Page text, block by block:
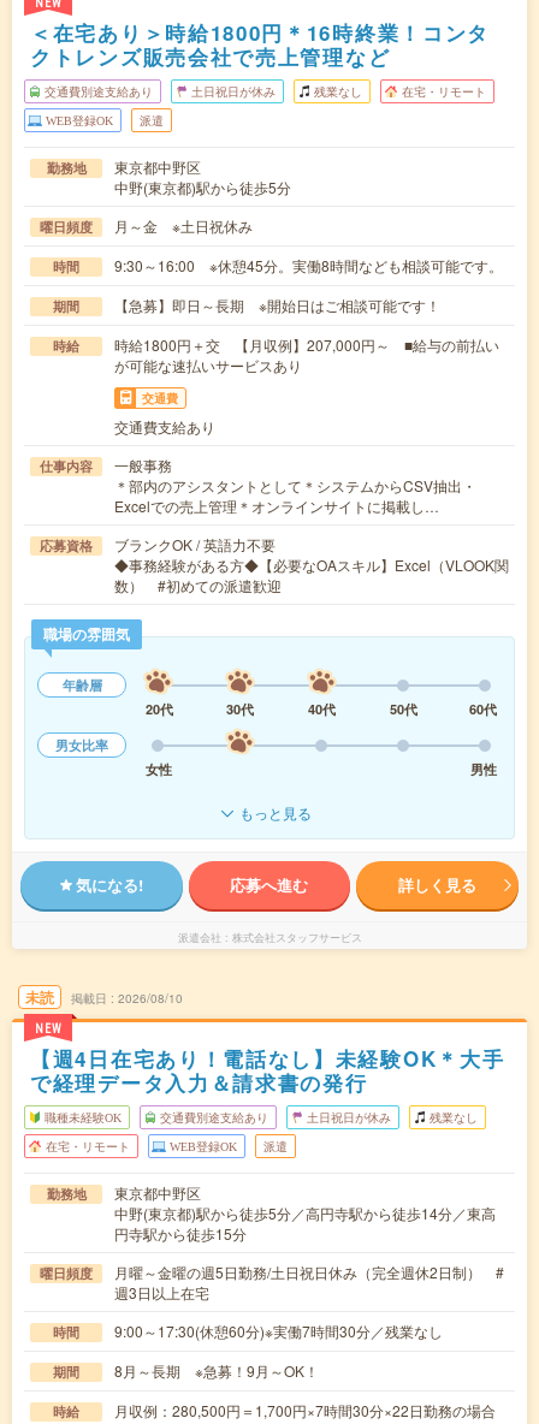
NEW
＜在宅あり＞時給1800円＊16時終業！コンタ
クトレンズ販売会社で売上管理など
交通費別途支給あり 土日祝日が休み 残業なし 在宅・リモート
WEB登録OK 派遣
勤務地
東京都中野区
中野(東京都)駅から徒歩5分
曜日頻度 月～金 ※土日祝休み
時間 9:30～16:00 ※休憩45分。実働8時間なども相談可能です。
期間 【急募】即日～長期 ※開始日はご相談可能です！
時給
時給1800円＋交 【月収例】207,000円～ ■給与の前払い
が可能な速払いサービスあり
交通費
交通費支給あり
仕事内容
一般事務
＊部内のアシスタントとして＊システムからCSV抽出・
Excelでの売上管理＊オンラインサイトに掲載し…
応募資格
ブランクOK / 英語力不要
◆事務経験がある方◆【必要なOAスキル】Excel（VLOOK関
数） #初めての派遣歓迎
職場の雰囲気
年齢層
20代
30代 40代 50代
60代
男女比率
女性
男性
もっと見る
気になる! 応募へ進む 詳しく見る
派遣会社 株式会社スタッフサービス
未読
NEW
掲載日 2026/08/10
【週4日在宅あり！電話なし】未経験OK＊大手
で経理データ入力＆請求書の発行
職種未経験OK 交通費別途支給あり 土日祝日が休み 残業なし
在宅・リモート WEB登録OK 派遣
勤務地
東京都中野区
中野(東京都)駅から徒歩5分／高円寺駅から徒歩14分／東高
円寺駅から徒歩15分
曜日頻度
月曜～金曜の週5日勤務/土日祝日休み（完全週休2日制） #
週3日以上在宅
時間 9:00～17:30(休憩60分)※実働7時間30分／残業なし
期間 8月～長期 ※急募！9月～OK！
時給
月収例：280,500円＝1,700円×7時間30分×22日勤務の場合